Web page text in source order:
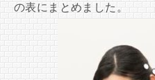
の表にまとめました。